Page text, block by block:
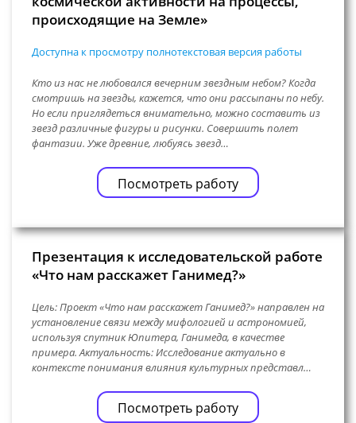
происходящие на Земле»
Доступна к просмотру полнотекстовая версия работы
Кто из нас не любовался вечерним звездным небом? Когда
смотришь на звезды, кажется, что они рассыпаны по небу.
Но если приглядеться внимательно, можно составить из
звезд различные фигуры и рисунки. Совершить полет
фантазии. Уже древние, любуясь звезд…
Посмотреть работу
Презентация к исследовательской работе
«Что нам расскажет Ганимед?»
Цель: Проект «Что нам расскажет Ганимед?» направлен на
установление связи между мифологией и астрономией,
используя спутник Юпитера, Ганимеда, в качестве
примера. Актуальность: Исследование актуально в
контексте понимания влияния культурных представл…
Посмотреть работу